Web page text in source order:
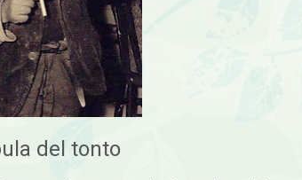
del tonto